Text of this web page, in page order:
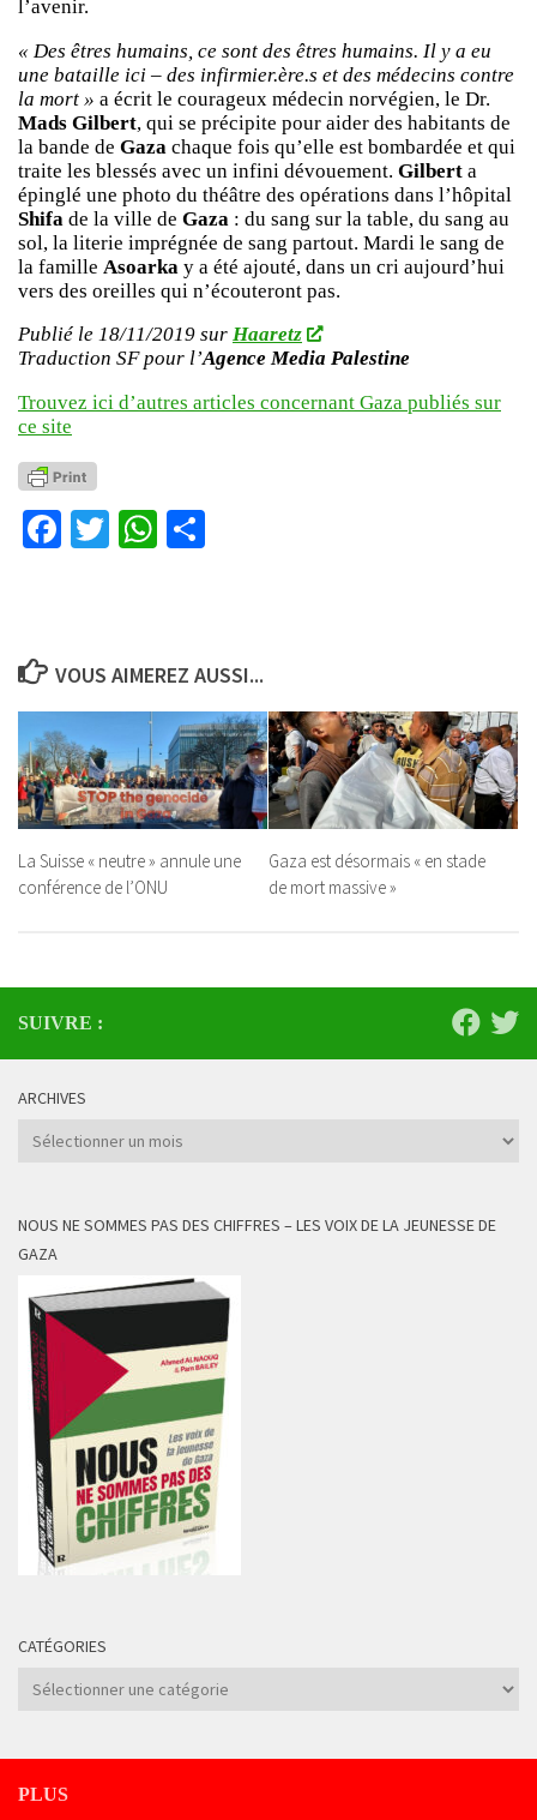
l’avenir.
« Des êtres humains, ce sont des êtres humains. Il y a eu
une bataille ici – des infirmier.ère.s et des médecins contre
la mort » a écrit le courageux médecin norvégien, le Dr.
Mads Gilbert, qui se précipite pour aider des habitants de
la bande de Gaza chaque fois qu’elle est bombardée et qui
traite les blessés avec un infini dévouement. Gilbert a
épinglé une photo du théâtre des opérations dans l’hôpital
Shifa de la ville de Gaza : du sang sur la table, du sang au
sol, la literie imprégnée de sang partout. Mardi le sang de
la famille Asoarka y a été ajouté, dans un cri aujourd’hui
vers des oreilles qui n’écouteront pas.
Publié le 18/11/2019 sur Haaretz
Traduction SF pour l’Agence Media Palestine
Trouvez ici d’autres articles concernant Gaza publiés sur
ce site
Facebook
TwitterWhatsApp
VOUS AIMEREZ AUSSI...
La Suisse « neutre » annule une
conférence de l’ONU
Gaza est désormais « en stade
de mort massive »
SUIVRE :
ARCHIVES
Archives
NOUS NE SOMMES PAS DES CHIFFRES – LES VOIX DE LA JEUNESSE DE
GAZA
CATÉGORIES
Catégories
PLUS